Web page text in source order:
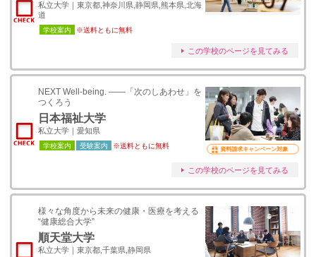
私立大学｜東京都,神奈川県,静岡県,熊本県,北海
道
学校案内 ※送料ともに無料
この学校のページを見てみる
NEXT Well-being. ――「次のしあわせ」を
つくろう
日本福祉大学
私立大学｜愛知県
学校案内 受験案内 ※送料ともに無料 資料請求キャンペーン対象
この学校のページを見てみる
様々な角度から未来の健康・医療を考える
“健康総合大学”
順天堂大学
私立大学｜東京都,千葉県,静岡県